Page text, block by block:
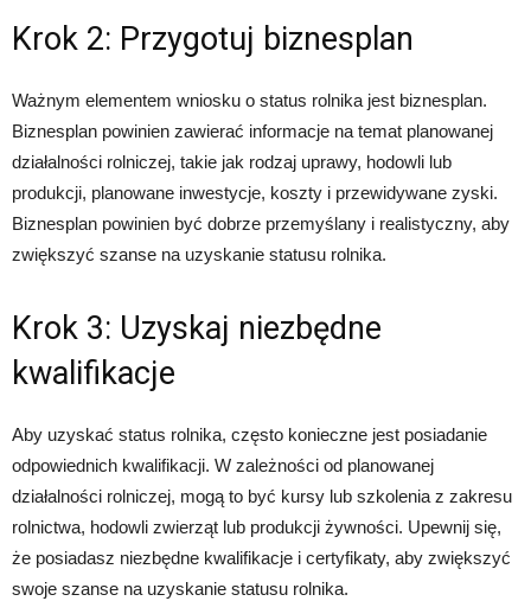
Krok 2: Przygotuj biznesplan
Ważnym elementem wniosku o status rolnika jest biznesplan.
Biznesplan powinien zawierać informacje na temat planowanej
działalności rolniczej, takie jak rodzaj uprawy, hodowli lub
produkcji, planowane inwestycje, koszty i przewidywane zyski.
Biznesplan powinien być dobrze przemyślany i realistyczny, aby
zwiększyć szanse na uzyskanie statusu rolnika.
Krok 3: Uzyskaj niezbędne
kwalifikacje
Aby uzyskać status rolnika, często konieczne jest posiadanie
odpowiednich kwalifikacji. W zależności od planowanej
działalności rolniczej, mogą to być kursy lub szkolenia z zakresu
rolnictwa, hodowli zwierząt lub produkcji żywności. Upewnij się,
że posiadasz niezbędne kwalifikacje i certyfikaty, aby zwiększyć
swoje szanse na uzyskanie statusu rolnika.